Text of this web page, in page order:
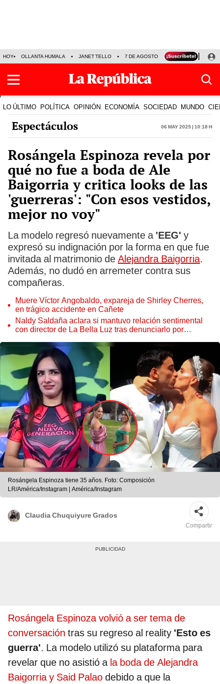
HOY OLLANTA HUMALA JANET TELLO 7 DE AGOSTO TINKA RESULTADOS
LO ÚLTIMO POLÍTICA OPINIÓN ECONOMÍA SOCIEDAD MUNDO
Espectáculos 06 May 2025 | 10:18 h
Rosángela Espinoza revela por
qué no fue a boda de Ale
Baigorria y critica looks de las
'guerreras': "Con esos vestidos,
mejor no voy"
La modelo regresó nuevamente a 'EEG' y
expresó su indignación por la forma en que fue
invitada al matrimonio de Alejandra Baigorria.
Además, no dudó en arremeter contra sus
compañeras.
Muere Víctor Angobaldo, expareja de Shirley Cherres,
en trágico accidente en Cañete
Naldy Saldaña aclara si mantuvo relación sentimental
con director de La Bella Luz tras denunciarlo por
Rosángela Espinoza tiene 35 años. Foto: Composición
LR/América/Instagram | América/Instagram
Claudia Chuquiyure Grados
Compartir
Rosángela Espinoza volvió a ser tema de
conversación tras su regreso al reality 'Esto es
guerra'. La modelo utilizó su plataforma para
revelar que no asistió a la boda de Alejandra
Baigorria y Said Palao debido a que la